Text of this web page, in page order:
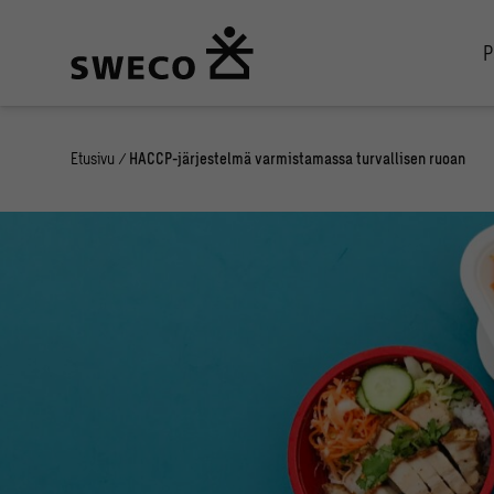
Etusivu / HACCP-järjestelmä varmistamassa turvallisen ruoan